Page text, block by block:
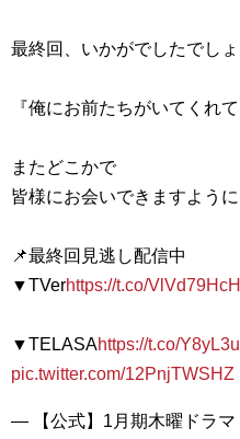
最終回、いかがでしたでし
『俺にお前たちがいてくれて
またどこかで
皆様にお会いできますよう
📌最終回見逃し配信中
▼TVerhttps://t.co/
▼TELASAhttps://t.co/
pic.twitter.com/12PnjTWSHZ
— 【公式】1月期木曜ドラマ